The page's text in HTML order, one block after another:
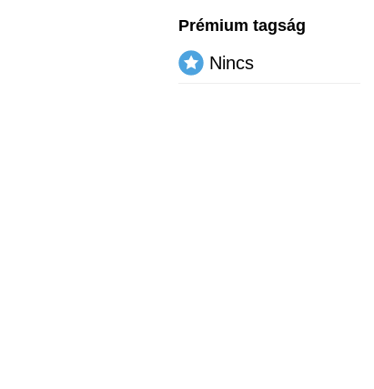
Prémium tagság
Nincs